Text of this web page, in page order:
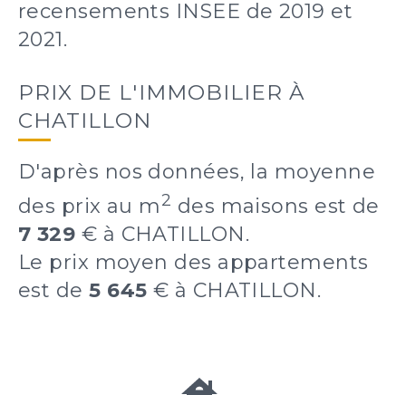
recensements INSEE de 2019 et
2021.
PRIX DE L'IMMOBILIER À
CHATILLON
D'après nos données, la moyenne
des prix au m2 des maisons est de
7 329 € à CHATILLON.
Le prix moyen des appartements
est de5 645 € à CHATILLON.